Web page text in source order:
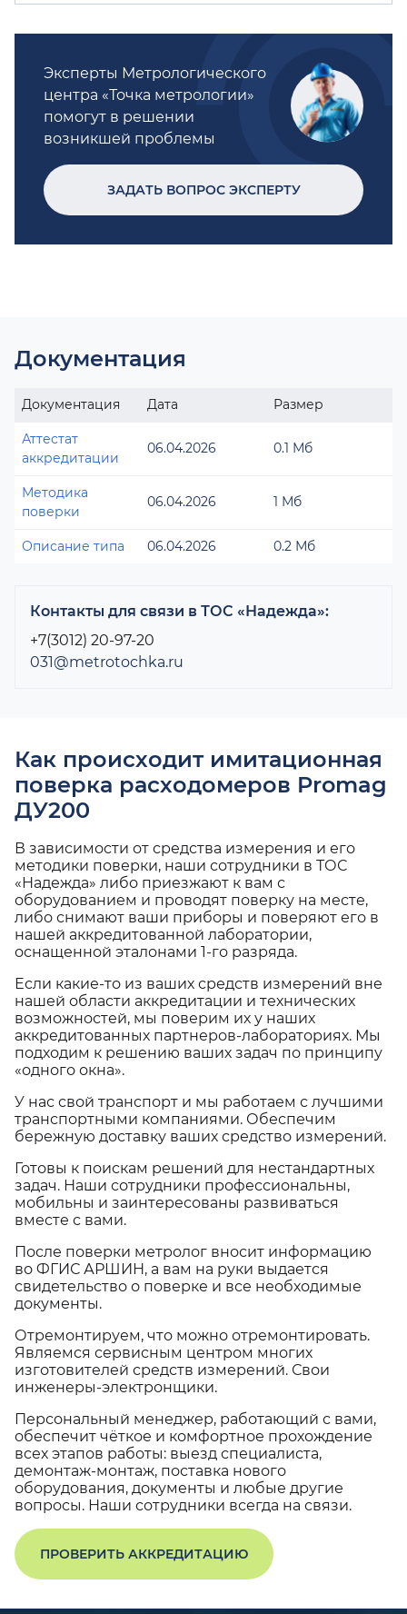
Эксперты Метрологического
центра «Точка метрологии»
помогут в решении
возникшей проблемы
ЗАДАТЬ ВОПРОС ЭКСПЕРТУ
Документация
Документация Дата Размер
Аттестат
аккредитации
06.04.2026 0.1 Мб
Методика
поверки
06.04.2026 1 Мб
Описание типа 06.04.2026 0.2 Мб
Контакты для связи в ТОС «Надежда»:
+7(3012) 20-97-20
031@metrotochka.ru
Как происходит имитационная
поверка расходомеров Promag
ДУ200
В зависимости от средства измерения и его
методики поверки, наши сотрудники в ТОС
«Надежда» либо приезжают к вам с
оборудованием и проводят поверку на месте,
либо снимают ваши приборы и поверяют его в
нашей аккредитованной лаборатории,
оснащенной эталонами 1-го разряда.
Если какие-то из ваших средств измерений вне
нашей области аккредитации и технических
возможностей, мы поверим их у наших
аккредитованных партнеров-лабораториях. Мы
подходим к решению ваших задач по принципу
«одного окна».
У нас свой транспорт и мы работаем с лучшими
транспортными компаниями. Обеспечим
бережную доставку ваших средство измерений.
Готовы к поискам решений для нестандартных
задач. Наши сотрудники профессиональны,
мобильны и заинтересованы развиваться
вместе с вами.
После поверки метролог вносит информацию
во ФГИС АРШИН, а вам на руки выдается
свидетельство о поверке и все необходимые
документы.
Отремонтируем, что можно отремонтировать.
Являемся сервисным центром многих
изготовителей средств измерений. Свои
инженеры-электронщики.
Персональный менеджер, работающий с вами,
обеспечит чёткое и комфортное прохождение
всех этапов работы: выезд специалиста,
демонтаж-монтаж, поставка нового
оборудования, документы и любые другие
вопросы. Наши сотрудники всегда на связи.
ПРОВЕРИТЬ АККРЕДИТАЦИЮ